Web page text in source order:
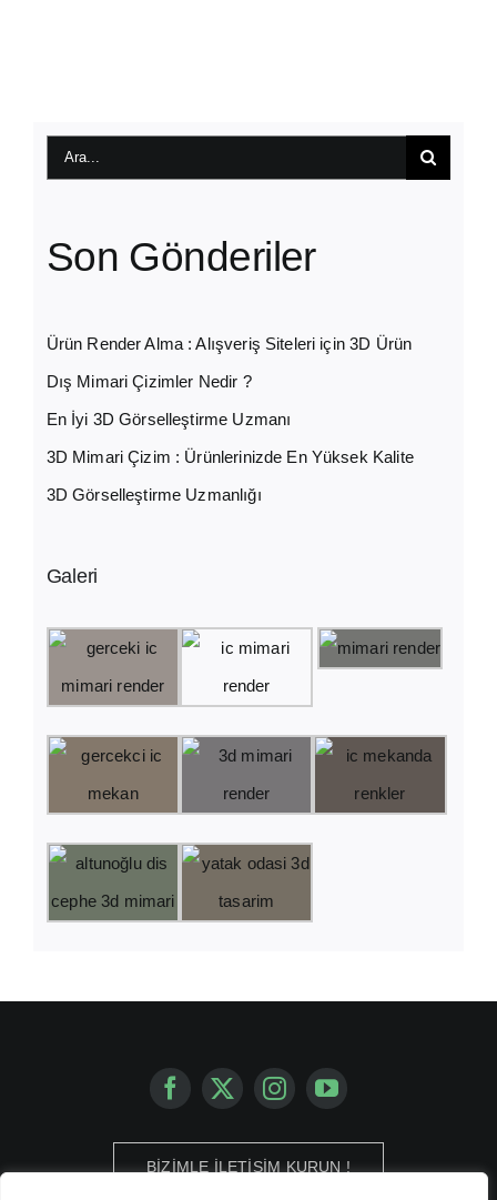
Ara:
Son Gönderiler
Ürün Render Alma : Alışveriş Siteleri için 3D Ürün
Dış Mimari Çizimler Nedir ?
En İyi 3D Görselleştirme Uzmanı
3D Mimari Çizim : Ürünlerinizde En Yüksek Kalite
3D Görselleştirme Uzmanlığı
Galeri
BİZİMLE İLETİŞİM KURUN !